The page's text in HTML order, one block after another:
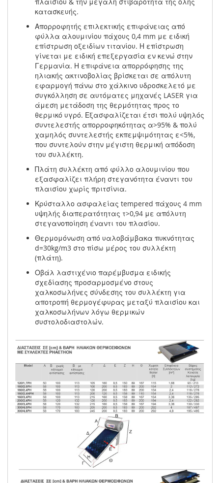
κατασκευής.
Απορροφητής επιλεκτικής επιφάνειας από
φύλλα αλουμινίου πάχους 0,4 mm με ειδική
επίστρωση οξειδίων τιτανίου. Η επίστρωση
γίνεται με ειδική επεξεργασία εν κενώ στην
Γερμανία. Η επιφάνεια απορρόφησης της
ηλιακής ακτινοβολίας βρίσκεται σε απόλυτη
εφαρμογή πάνω στο χάλκινο υδροσκελετό με
συγκόλληση σε αυτόματες μηχανές LASER για
άμεση μετάδοση της θερμότητας προς το
θερμικό υγρό. Εξασφαλίζεται έτσι πολύ υψηλός
συντελεστής απορροφηκότητας α>95% & πολύ
χαμηλός συντελεστής εκπεμψιμότητας ε<5%,
που συντελούν στην μέγιστη θερμική απόδοση
του συλλέκτη.
Πλάτη συλλέκτη από φύλλο αλουμινίου που
εξασφαλίζει πλήρη στεγανότητα έναντι του
πλαισίου χωρίς πριτσίνια.
Κρύσταλλο ασφαλείας tempered πάχους 4 mm
υψηλής διαπερατότητας τ>0,94 με απόλυτη
στεγανοποίηση έναντι του πλασίου.
Θερμομόνωση από υαλοβάμβακα πυκνότητας
d=30kg/m3 στο πίσω μέρος του συλλέκτη
(πλάτη).
Οβάλ λαστιχένιο παρέμβυσμα ειδικής
σχεδίασης προσαρμοσμένο στους
χαλκοσωλήνες σύνδεσης του συλλέκτη για
αποτροπή θερμογέφυρας μεταξύ πλαισίου και
χαλκοσωλήνων λόγω θερμικών
συστολοδιαστολών.